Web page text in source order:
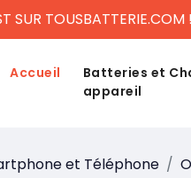
SUR TOUSBATTERIE.COM !
Accueil
Batteries et
appareil
et Téléphone